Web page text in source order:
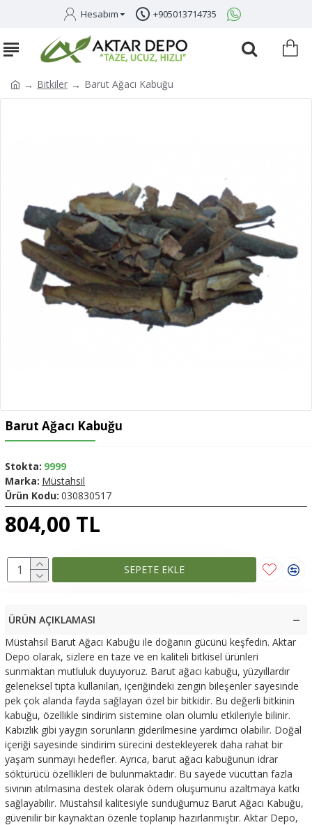
Hesabım +905013714735
Bitkiler Barut Ağacı Kabuğu
Barut Ağacı Kabuğu
804,00 TL
Stokta: 9999
Marka: Müstahsil
Ürün Kodu: 030830517
SEPETE EKLE
ÜRÜN AÇIKLAMASI
Müstahsıl Barut Ağacı Kabuğu ile doğanın gücünü keşfedin. Aktar
Depo olarak, sizlere en taze ve en kaliteli bitkisel ürünleri
sunmaktan mutluluk duyuyoruz. Barut ağacı kabuğu, yüzyıllardır
geleneksel tıpta kullanılan, içeriğindeki zengin bileşenler sayesinde
pek çok alanda fayda sağlayan özel bir bitkidir. Bu değerli bitkinin
kabuğu, özellikle sindirim sistemine olan olumlu etkileriyle bilinir.
Kabızlık gibi yaygın sorunların giderilmesine yardımcı olabilir. Doğal
içeriği sayesinde sindirim sürecini destekleyerek daha rahat bir
yaşam sunmayı hedefler. Ayrıca, barut ağacı kabuğunun idrar
söktürücü özellikleri de bulunmaktadır. Bu sayede vücuttan fazla
sıvının atılmasına destek olarak ödem oluşumunu azaltmaya katkı
sağlayabilir. Müstahsıl kalitesiyle sunduğumuz Barut Ağacı Kabuğu,
güvenilir bir kaynaktan özenle toplanıp hazırlanmıştır. Aktar Depo,